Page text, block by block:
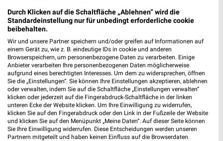
RENO - aktueller Online Prospekt für Walldürn
REWE Prospekt der Woche für Mosbach
Riemer + Hartmann KG Filialen & Öffnungszeiten
für Ludwigshafen
Durch Klicken auf die Schaltfläche „Ablehnen“ wird die
Standardeinstellung nur für unbedingt erforderliche cookie
beibehalten.
Wir und unsere Partner speichern und/oder greifen auf Informationen auf
einem Gerät zu, wie z. B. eindeutige IDs in cookie und anderen
Browserspeichern, um personenbezogene Daten zu verarbeiten. Einige
Anbieter verarbeiten Ihre personenbezogenen Daten möglicherweise
aufgrund eines berechtigten Interesses. Um dem zu widersprechen, öffnen
Sie die „Einstellungen“. Sie können Ihre Einstellungen akzeptieren, ablehnen
oder verwalten, indem Sie auf die Schaltfläche „Einstellungen verwalten“
klicken oder jederzeit auf die Fingerabdruck-Schaltfläche in der linken
unteren Ecke der Website klicken. Um Ihre Einwilligung zu widerrufen,
klicken Sie auf den Fingerabdruck oder den Link in der Fußzeile der Website
und klicken Sie auf den Menüpunkt „Meine Daten“. Auf dieser Seite können
Sie Ihre Einwilligung widerrufen. Diese Entscheidungen werden unseren
Partnern mitgeteilt und haben keinen Einfluss auf die Browserdaten.